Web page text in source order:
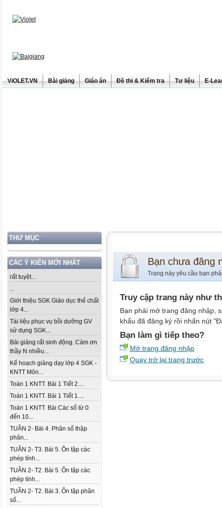
ViOLET.VN Bài giảng Giáo án Đề thi & Kiểm tra Tư liệu E-
THƯ MỤC
CÁC Ý KIẾN MỚI NHẤT
rất tuyệt...
...
Giới thiệu SGK Giáo dục thể chất
lớp 4...
Tài liệu phục vụ bồi dưỡng GV
sử dụng SGK...
Bài giảng rất sinh động. Cảm ơn
thầy N nhiều...
Kế hoạch giảng dạy lớp 4 SGK -
KNTT Môn...
Toán 1 KNTT. Bài 1 Tiết 2....
Toán 1 KNTT. Bài 1 Tiết 1....
Toán 1 KNTT. Bài Các số từ 0
đến 10...
TUẦN 2- Bài 4. Phân số thập
phân...
TUẦN 2- T3. Bài 5. Ôn tập các
phép tính...
TUẦN 2- T2. Bài 5. Ôn tập các
phép tính...
TUẦN 2- T2. Bài 3. Ôn tập phân
số...
Bạn chưa đăng
Trang này yêu cầu bạn
Truy cập trang này như
Bạn phải mở trang đăng nhập,
khẩu đã đăng ký rồi nhấn nút
Bạn làm gì tiếp theo?
Mở trang đăng nhập
Quay trở lại trang trước